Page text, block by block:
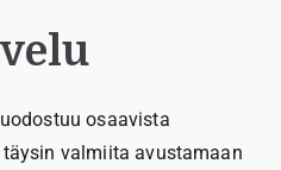
osaavista
valmiita avustamaan